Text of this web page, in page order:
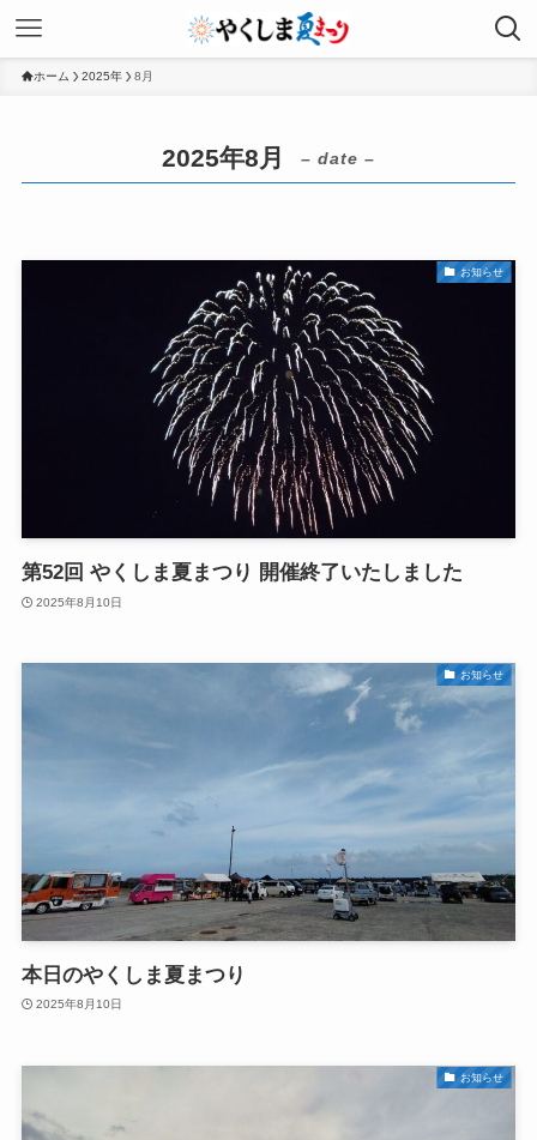
ホーム 2025年 8月
2025年8月 – date –
お知らせ
第52回 やくしま夏まつり 開催終了いたしました
2025年8月10日
お知らせ
本日のやくしま夏まつり
2025年8月10日
お知らせ